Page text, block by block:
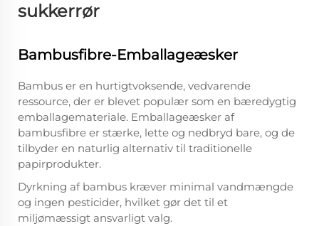
sukkerrør
Bambusfibre-Emballageæsker
Bambus er en hurtigtvoksende, vedvarende
ressource, der er blevet populær som en bæredygtig
emballagemateriale. Emballageæsker af
bambusfibre er stærke, lette og nedbryd bare, og de
tilbyder en naturlig alternativ til traditionelle
papirprodukter.
Dyrkning af bambus kræver minimal vandmængde
og ingen pesticider, hvilket gør det til et
miljømæssigt ansvarligt valg.